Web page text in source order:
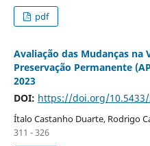
pdf
Avaliação das Mudanças na
Preservação Permanente
2023
DOI: https://doi.org/10.5433/
Ítalo Castanho Duarte, Rodrigo
311 - 326